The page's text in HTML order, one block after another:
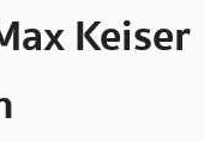
Keiser